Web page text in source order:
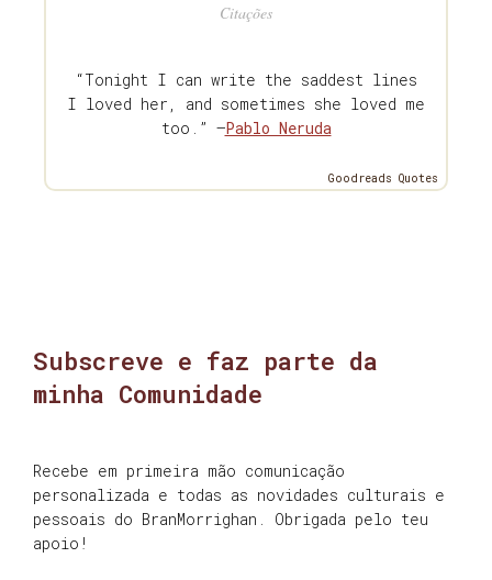
Citações
“Tonight I can write the saddest lines
I loved her, and sometimes she loved me
too.” —Pablo Neruda
Goodreads Quotes
Subscreve e faz parte da
minha Comunidade
Recebe em primeira mão comunicação
personalizada e todas as novidades culturais e
pessoais do BranMorrighan. Obrigada pelo teu
apoio!